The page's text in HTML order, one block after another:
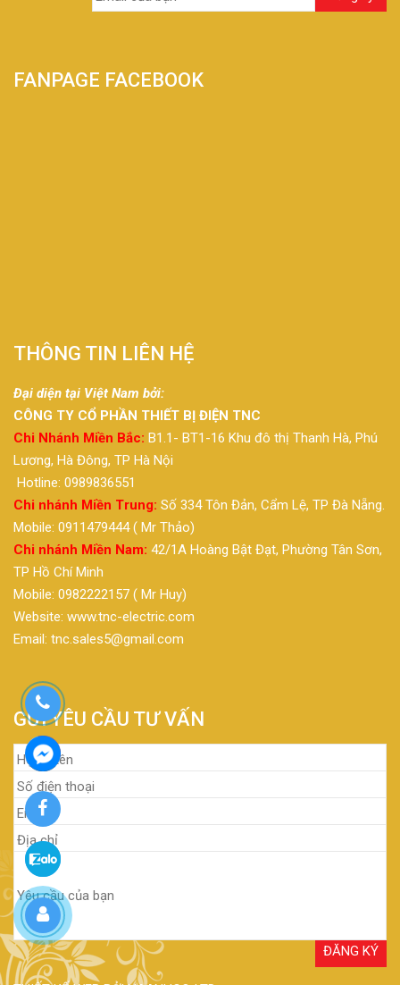
FANPAGE FACEBOOK
THÔNG TIN LIÊN HỆ
Đại diện tại Việt Nam bởi:
CÔNG TY CỔ PHẦN THIẾT BỊ ĐIỆN TNC
Chi Nhánh Miền Bắc: B1.1- BT1-16 Khu đô thị Thanh Hà, Phú
Lương, Hà Đông, TP Hà Nội
Hotline: 0989836551
Chi nhánh Miền Trung: Số 334 Tôn Đản, Cẩm Lệ, TP Đà Nẵng.
Mobile: 0911479444 ( Mr Thảo)
Chi nhánh Miền Nam: 42/1A Hoàng Bật Đạt, Phường Tân Sơn,
TP Hồ Chí Minh
Mobile: 0982222157 ( Mr Huy)
Website: www.tnc-electric.com
Email: tnc.sales5@gmail.com
GỬI YÊU CẦU TƯ VẤN